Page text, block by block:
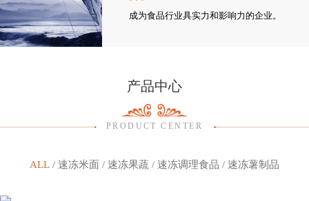
成为食品行业具实力和影响力的企业。
产品中心
PRODUCT CENTER
ALL/ 速冻米面/ 速冻果蔬/ 速冻调理食品 / 速冻薯制品